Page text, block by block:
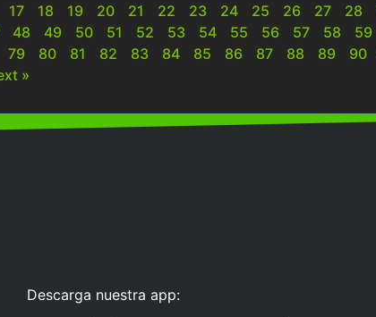
17 18 19 20 21 22 23 24 25 26 27 28
48 49 50 51 52 53 54 55 56 57 58 59
79 80 81 82 83 84 85 86 87 88 89 90
»
Descarga nuestra app: